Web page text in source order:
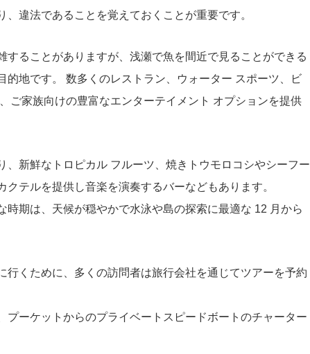
、違法であることを覚えておくことが重要です。
することがありますが、浅瀬で魚を間近で見ることができる
的地です。 数多くのレストラン、ウォーター スポーツ、ビ
ご家族向けの豊富なエンターテイメント オプションを提供
、新鮮なトロピカル フルーツ、焼きトウモロコシやシーフー
クテルを提供し音楽を演奏するバーなどもあります。
時期は、天候が穏やかで水泳や島の探索に最適な 12 月から
行くために、多くの訪問者は旅行会社を通じてツアーを予約
プーケットからのプライベートスピードボートのチャーター